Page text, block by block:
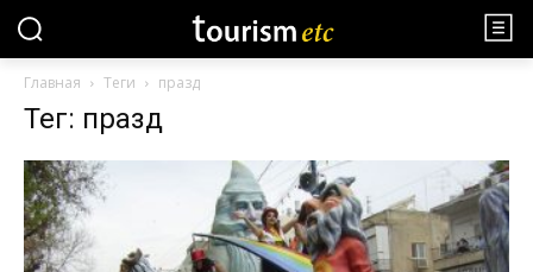
Главная Теги празд
Тег: празд